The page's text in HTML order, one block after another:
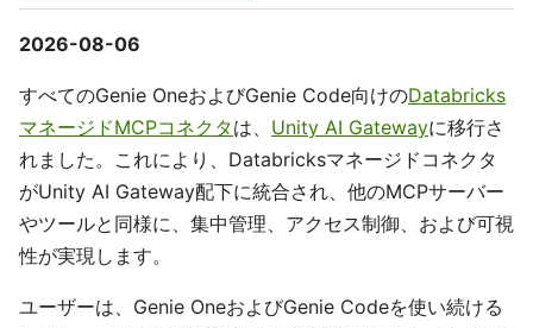
2026-08-06
すべてのGenie OneおよびGenie Code向けのDatabricks
マネージドMCPコネクタは、 Unity AI Gatewayに移行さ
れました。これにより、Databricksマネージドコネクタ
がUnity AI Gateway配下に統合され、他のMCPサーバー
やツールと同様に、集中管理、アクセス制御、および可視
性が実現します。
ユーザーは、Genie OneおよびGenie Codeを使い続ける